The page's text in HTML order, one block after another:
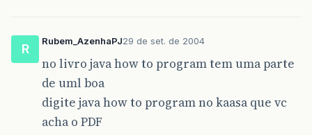
R
Rubem_AzenhaPJ29 de set. de 2004
no livro java how to program tem uma parte
de uml boa
digite java how to program no kaasa que vc
acha o PDF